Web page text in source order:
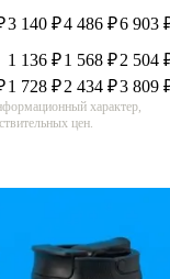
3 140 ₽4 486 ₽6 903
1 136 ₽1 568 ₽2 504
1 728 ₽2 434 ₽3 809
характер,
цен.